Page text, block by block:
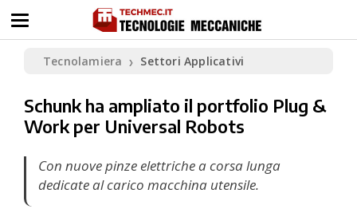
Tecnolamiera ❯ Settori Applicativi
Schunk ha ampliato il portfolio Plug &
Work per Universal Robots
Con nuove pinze elettriche a corsa lunga
dedicate al carico macchina utensile.